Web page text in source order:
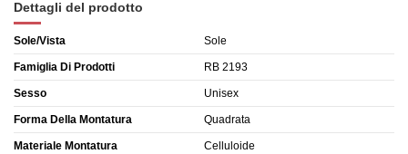
Dettagli del prodotto
Sole/Vista Sole
Famiglia Di Prodotti RB 2193
Sesso Unisex
Forma Della Montatura Quadrata
Materiale Montatura Celluloide